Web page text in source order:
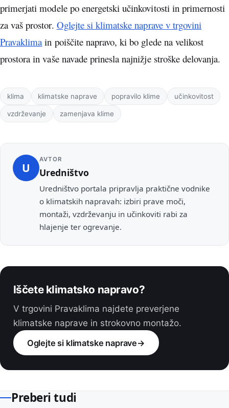
primerjati modele po energetski učinkovitosti in primernosti
za vaš prostor. Oglejte si klimatske naprave v trgovini
Pravaklimain poiščite napravo, ki bo glede na velikost
prostora in vaše navade prinesla najnižje stroške delovanja.
Oznake
klima klimatske naprave popravilo klime učinkovitost
vzdrževanje zamenjava klime
U
AVTOR
Uredništvo
Uredništvo portala pripravlja praktične vodnike
o klimatskih napravah: izbiri prave moči,
montaži, vzdrževanju in učinkoviti rabi za
hlajenje ter ogrevanje.
Iščete klimatsko napravo?
V trgovini Pravaklima najdete preverjene
klimatske naprave in strokovno montažo.
Oglejte si klimatske naprave→
Preberi tudi